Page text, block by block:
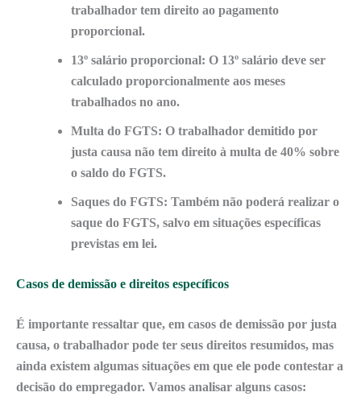
trabalhador tem direito ao pagamento
proporcional.
13º salário proporcional: O 13º salário deve ser
calculado proporcionalmente aos meses
trabalhados no ano.
Multa do FGTS: O trabalhador demitido por
justa causa não tem direito à multa de 40% sobre
o saldo do FGTS.
Saques do FGTS: Também não poderá realizar o
saque do FGTS, salvo em situações específicas
previstas em lei.
Casos de demissão e direitos específicos
É importante ressaltar que, em casos de demissão por justa
causa, o trabalhador pode ter seus direitos resumidos, mas
ainda existem algumas situações em que ele pode contestar a
decisão do empregador. Vamos analisar alguns casos: